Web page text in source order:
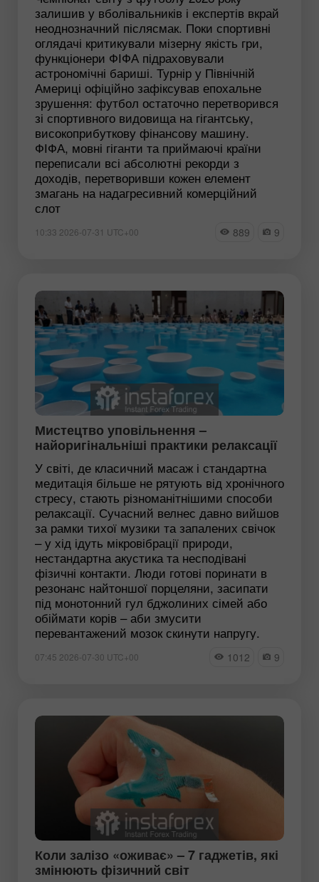
залишив у вболівальників і експертів вкрай
неоднозначний післясмак. Поки спортивні
оглядачі критикували мізерну якість гри,
функціонери ФІФА підраховували
астрономічні бариші. Турнір у Північній
Америці офіційно зафіксував епохальне
зрушення: футбол остаточно перетворився
зі спортивного видовища на гігантську,
високоприбуткову фінансову машину.
ФІФА, мовні гіганти та приймаючі країни
переписали всі абсолютні рекорди з
доходів, перетворивши кожен елемент
змагань на надагресивний комерційний
слот
10:33 2026-07-31 UTC+00 889 9
Мистецтво уповільнення –
найоригінальніші практики релаксації
У світі, де класичний масаж і стандартна
медитація більше не рятують від хронічного
стресу, стають різноманітнішими способи
релаксації. Сучасний велнес давно вийшов
за рамки тихої музики та запалених свічок
– у хід ідуть мікровібрації природи,
нестандартна акустика та несподівані
фізичні контакти. Люди готові поринати в
резонанс найтоншої порцеляни, засипати
під монотонний гул бджолиних сімей або
обіймати корів – аби змусити
перевантажений мозок скинути напругу.
07:45 2026-07-30 UTC+00 1012 9
Коли залізо «оживає» – 7 гаджетів, які
змінюють фізичний світ